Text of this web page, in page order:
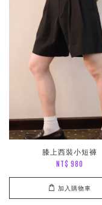
膝上西裝小短褲
NT$ 980
加入購物車